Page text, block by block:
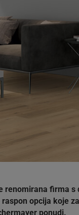
renomirana firma
opcija koje
ponudi.